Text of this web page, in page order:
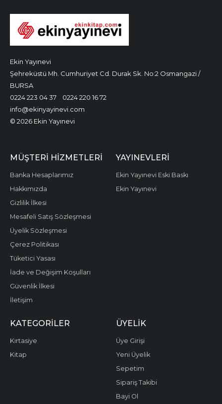
Ekin Yayınevi
Şehreküstü Mh. Cumhuriyet Cd. Durak Sk. No:2 Osmangazi /
BURSA
0224 223 04 37
0224 220 16 72
info@ekinyayinevi.com
© 2026 Ekin Yayınevi
MÜŞTERI HIZMETLERI
Banka Hesaplarımız
Hakkımızda
Gizlilik İlkesi
Mesafeli Satış Sözleşmesi
Üyelik Sözleşmesi
Çerez Politikası
Tüketici Yasası
İade ve Değişim Koşulları
Güvenlik İlkesi
İletişim
YAYINEVLERI
Ekin Yayınevi Eski Baskı
Ekin Yayınevi
KATEGORILER
Kırtasiye
Kitap
ÜYELIK
Üye Girişi
Yeni Üyelik
Sepetim
Sipariş Takibi
Bayi Ol